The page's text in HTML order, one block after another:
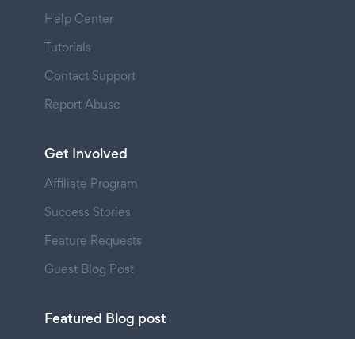
Help Center
Tutorials
Contact Support
Report Abuse
Get Involved
Affiliate Program
Success Stories
Feature Requests
Guest Blog Post
Featured Blog post